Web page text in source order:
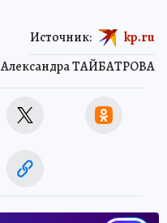
Александра ТАЙБАТРОВА
Источник: kp.ru